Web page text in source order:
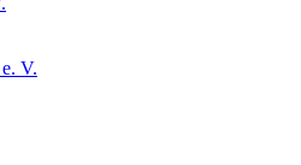
V.